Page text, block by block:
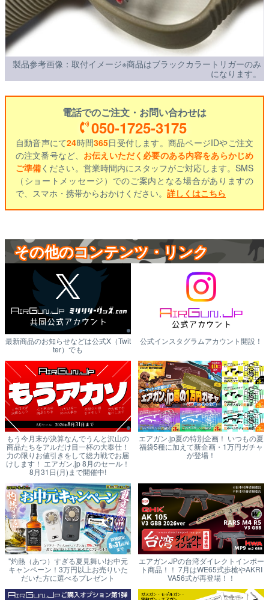
製品参考画像：取付イメージ※商品はブラックカラートリガーのみ
になります。
電話でのご注文・お問い合わせは
050-1725-3175
自動音声にて24時間365日受付します。商品ページIDやご注文
の注文番号など、 お伝えいただく必要のある内容をあらかじめ
ご準備ください。営業時間内にスタッフがご対応します。SMS
（ショートメッセージ）でのご案内となる場合がありますの
で、スマホ・携帯からおかけください。 詳しくはこちら
その他のコンテンツ・リンク
最新商品のお知らせなどは公式X（Twit
ter）でも
公式インスタグラムアカウント開設！
もう今月末が決算なんでうんと沢山の
商品たちをアルだけ目一杯の大奉仕！
力の限りお値引きをして総力戦でお届
けします！ エアガン.jp 8月のセール！
8月31日(月)まで開催中!
エアガン.jp夏の特別企画！ いつもの夏
福袋5種に加えて新企画・1万円ガチャ
が登場！
"灼熱（あつ）すぎる夏見舞い!お中元
キャンペーン！3万円以上お売りいた
だいた方に選べるプレゼント
エアガン.JPの台湾ダイレクトインポー
ト商品！！ 7月はWE65式歩槍やAKRI
VA56式が再登場！！